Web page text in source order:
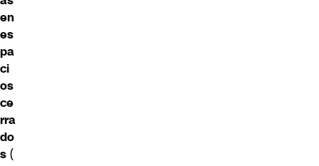
en
es
pa
ci
os
ce
rra
do
s (